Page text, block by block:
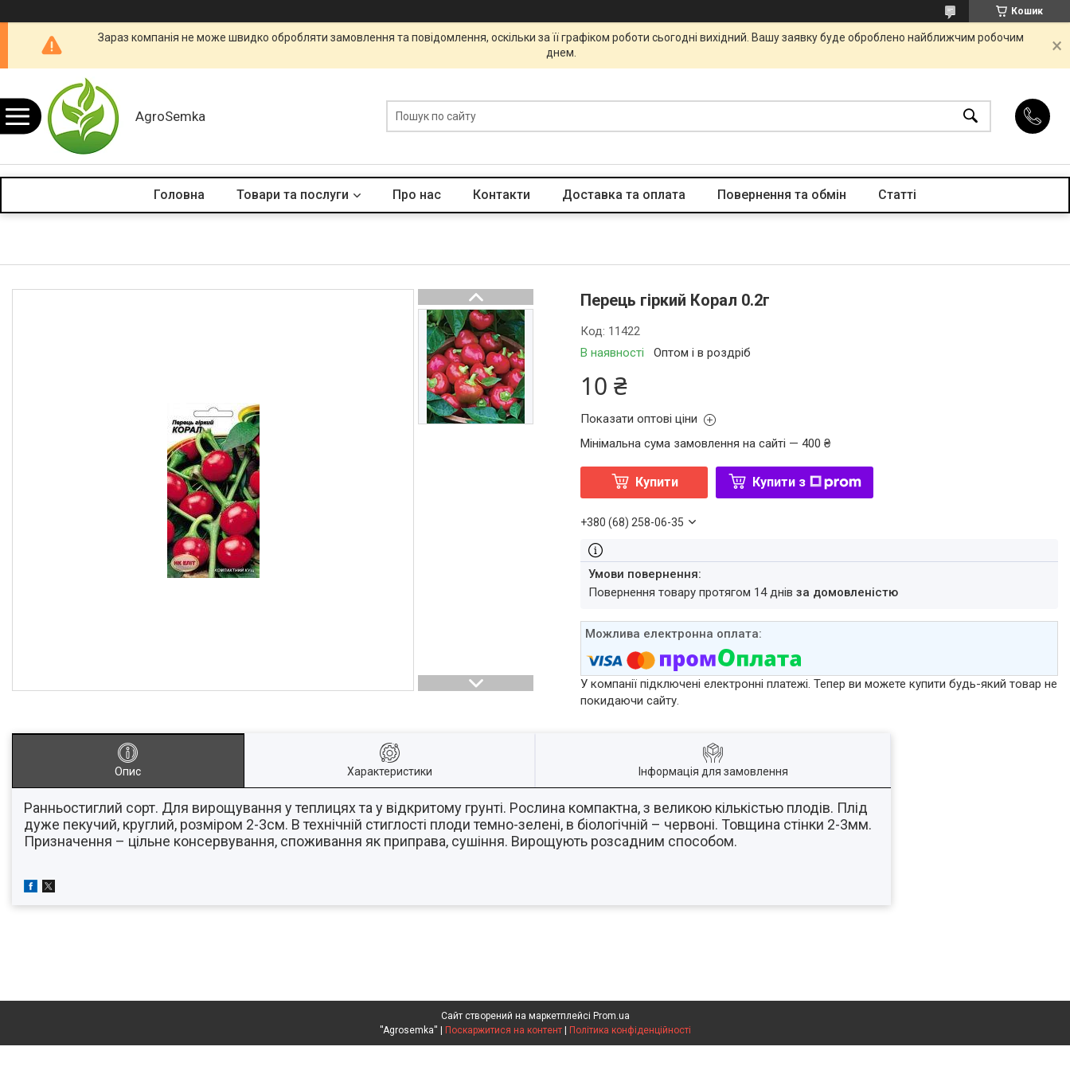
Кошик
Зараз компанія не може швидко обробляти замовлення та повідомлення, оскільки за її графіком роботи сьогодні вихідний. Вашу заявку буде оброблено найближчим робочим
днем.
AgroSemka
Головна Товари та послуги Про нас Контакти Доставка та оплата Повернення та обмін Статті
Перець гіркий Корал 0.2г
В наявності Оптом і в роздріб
Код: 11422
10 ₴
Показати оптові ціни
Мінімальна сума замовлення на сайті — 400 ₴
Купити Купити з
+380 (68) 258-06-35
повернення товару протягом 14 днівза домовленістю
У компанії підключені електронні платежі. Тепер ви можете купити будь-який товар не
покидаючи сайту.
Опис Характеристики Інформація для замовлення
Ранньостиглий сорт. Для вирощування у теплицях та у відкритому грунті. Рослина компактна, з великою кількістью плодів. Плід
дуже пекучий, круглий, розміром 2-3см. В технічній стиглості плоди темно-зелені, в біологічній – червоні. Товщина стінки 2-3мм.
Призначення – цільне консервування, споживання як приправа, сушіння. Вирощують розсадним способом.
Сайт створений на маркетплейсі Prom.ua
Поскаржитися на контент Політика конфіденційності